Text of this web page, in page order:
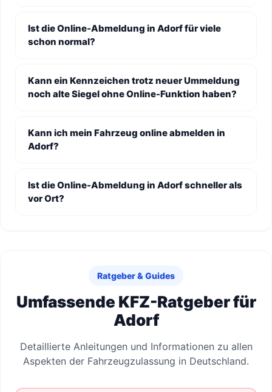
Ist die Online-Abmeldung in Adorf für viele
schon normal?
Kann ein Kennzeichen trotz neuer Ummeldung
noch alte Siegel ohne Online-Funktion haben?
Kann ich mein Fahrzeug online abmelden in
Adorf?
Ist die Online-Abmeldung in Adorf schneller als
vor Ort?
Ratgeber & Guides
Umfassende KFZ-Ratgeber für
Adorf
Detaillierte Anleitungen und Informationen zu allen
Aspekten der Fahrzeugzulassung in Deutschland.